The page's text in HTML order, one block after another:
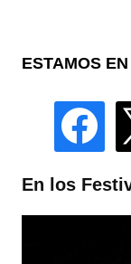
ESTAMOS
facebook
En los